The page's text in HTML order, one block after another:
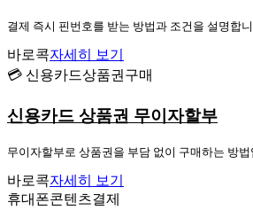
결제 즉시 핀번호를 받는 방법과 조건을 설명합니
바로콕자세히 보기
💳 신용카드상품권구매
신용카드 상품권 무이자할부
무이자할부로 상품권을 부담 없이 구매하는 방법
바로콕자세히 보기
휴대폰콘텐츠결제